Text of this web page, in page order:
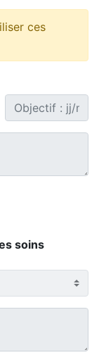
ces
soins